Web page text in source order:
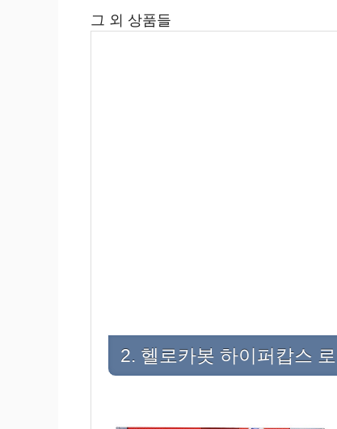
그 외 상품들
2. 헬로카봇 하이퍼캅스